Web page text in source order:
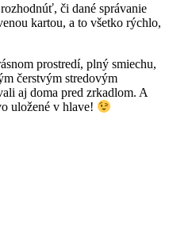
či dané správanie
kartou, a to všetko rýchlo,
prostredí, plný smiechu,
čerstvým stredovým
aj doma pred zrkadlom. A
uložené v hlave!